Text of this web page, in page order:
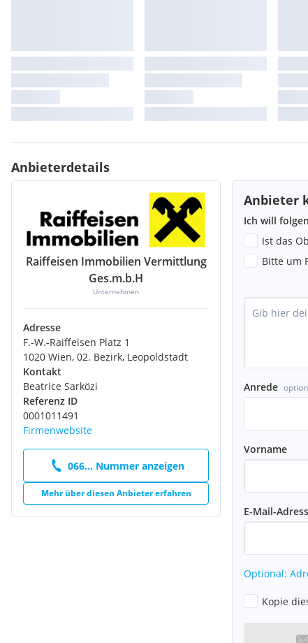
Anbieterdetails
Raiffeisen Immobilien Vermittlung
Ges.m.b.H
Unternehmen
Adresse
F.-W.-Raiffeisen Platz 1
1020 Wien, 02. Bezirk, Leopoldstadt
Kontakt
Beatrice Sarközi
Referenz ID
0001011491
Firmenwebsite
066... Nummer anzeigen
Mehr über diesen Anbieter erfahren
Anbieter
Ich will
Ist das
Bitte um
Anrede
Vorname
E-Mail-
Optional:
Kopie